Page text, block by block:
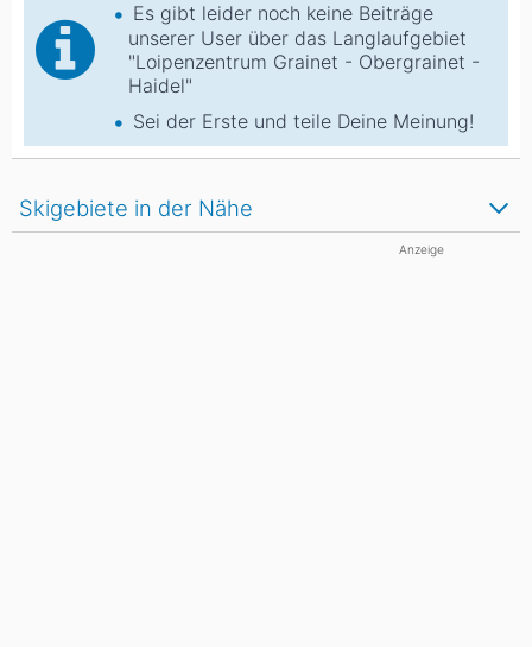
Es gibt leider noch keine Beiträge
unserer User über das Langlaufgebiet
"Loipenzentrum Grainet - Obergrainet -
Haidel"
Sei der Erste und teile Deine Meinung!
Skigebiete in der Nähe
Anzeige